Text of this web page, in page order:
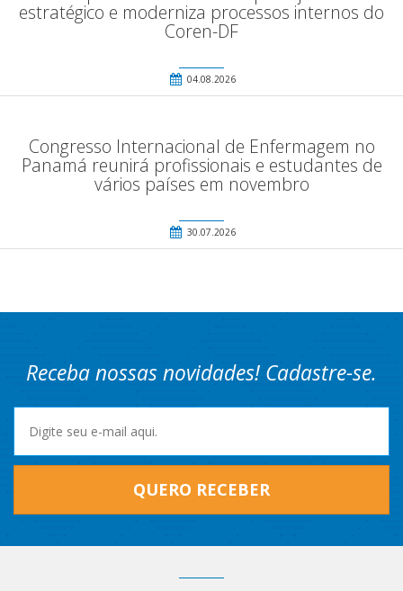
estratégico e moderniza processos internos do
Coren-DF
04.08.2026
Congresso Internacional de Enfermagem no
Panamá reunirá profissionais e estudantes de
vários países em novembro
30.07.2026
Receba nossas novidades! Cadastre-se.
QUERO RECEBER